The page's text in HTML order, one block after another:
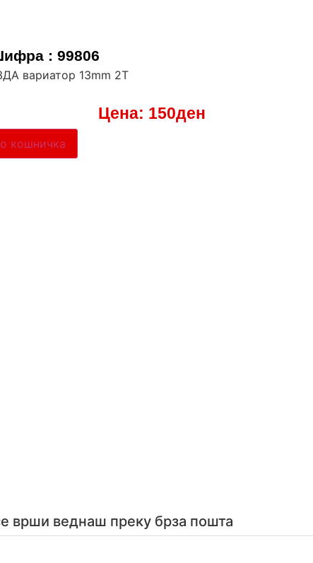
: 99806
вариатор 13mm 2Т
Цена: 150ден
кошничка
врши веднаш преку брза пошта